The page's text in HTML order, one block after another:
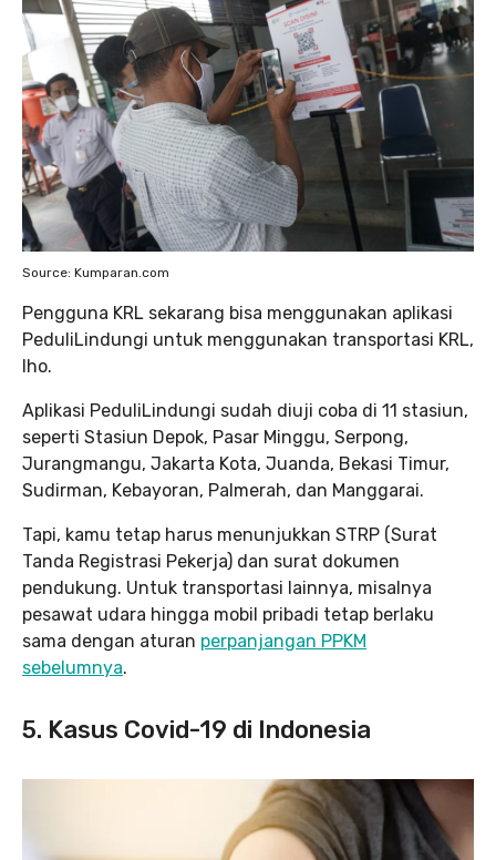
Source: Kumparan.com
Pengguna KRL sekarang bisa menggunakan aplikasi
PeduliLindungi untuk menggunakan transportasi KRL,
lho.
Aplikasi PeduliLindungi sudah diuji coba di 11 stasiun,
seperti Stasiun Depok, Pasar Minggu, Serpong,
Jurangmangu, Jakarta Kota, Juanda, Bekasi Timur,
Sudirman, Kebayoran, Palmerah, dan Manggarai.
Tapi, kamu tetap harus menunjukkan STRP (Surat
Tanda Registrasi Pekerja) dan surat dokumen
pendukung. Untuk transportasi lainnya, misalnya
pesawat udara hingga mobil pribadi tetap berlaku
sama dengan aturan perpanjangan PPKM
sebelumnya.
5. Kasus Covid-19 di Indonesia